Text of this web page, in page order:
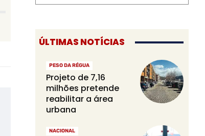
ÚLTIMAS NOTÍCIAS
PESO DA RÉGUA
Projeto de 7,16
milhões pretende
reabilitar a área
urbana
NACIONAL